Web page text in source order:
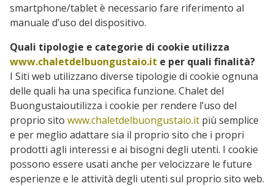
smartphone/tablet è necessario fare riferimento al
manuale d’uso del dispositivo.
Quali tipologie e categorie di cookie utilizza
www.chaletdelbuongustaio.it e per quali finalità?
I Siti web utilizzano diverse tipologie di cookie ognuna
delle quali ha una specifica funzione. Chalet del
Buongustaioutilizza i cookie per rendere l’uso del
proprio sito www.chaletdelbuongustaio.it più semplice
e per meglio adattare sia il proprio sito che i propri
prodotti agli interessi e ai bisogni degli utenti. I cookie
possono essere usati anche per velocizzare le future
esperienze e le attività degli utenti sul proprio sito web.